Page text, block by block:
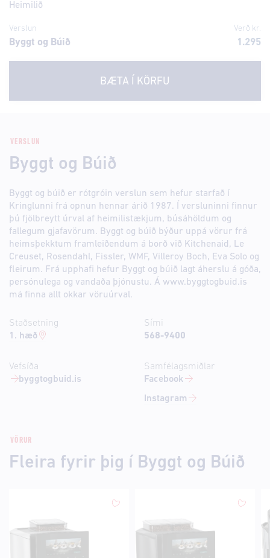
Heimilið
Verslun Verð kr.
Byggt og Búið 1.295
BÆTA Í KÖRFU
VERSLUN
Byggt og Búið
Byggt og búið er rótgróin verslun sem hefur starfað í
Kringlunni frá opnun hennar árið 1987. Í versluninni finnur
þú fjölbreytt úrval af heimilistækjum, búsáhöldum og
fallegum gjafavörum. Byggt og búið býður uppá vörur frá
heimsþekktum framleiðendum á borð við Kitchenaid, Le
Creuset, Rosendahl, Fissler, WMF, Villeroy Boch, Eva Solo og
fleirum. Frá upphafi hefur Byggt og búið lagt áherslu á góða,
persónulega og vandaða þjónustu. Á www.byggtogbuid.is
má finna allt okkar vöruúrval.
Staðsetning
1. hæð
Vefsíða
byggtogbuid.is
Sími
568-9400
Samfélagsmiðlar
Facebook
Instagram
VÖRUR
Fleira fyrir þig í Byggt og Búið